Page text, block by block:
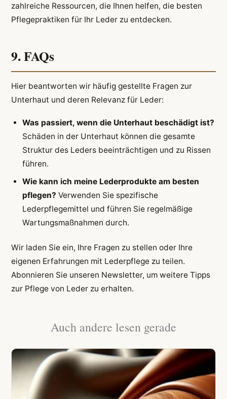
zahlreiche Ressourcen, die Ihnen helfen, die besten
Pflegepraktiken für Ihr Leder zu entdecken.
9. FAQs
Hier beantworten wir häufig gestellte Fragen zur
Unterhaut und deren Relevanz für Leder:
Was passiert, wenn die Unterhaut beschädigt ist?
Schäden in der Unterhaut können die gesamte
Struktur des Leders beeinträchtigen und zu Rissen
führen.
Wie kann ich meine Lederprodukte am besten
pflegen? Verwenden Sie spezifische
Lederpflegemittel und führen Sie regelmäßige
Wartungsmaßnahmen durch.
Wir laden Sie ein, Ihre Fragen zu stellen oder Ihre
eigenen Erfahrungen mit Lederpflege zu teilen.
Abonnieren Sie unseren Newsletter, um weitere Tipps
zur Pflege von Leder zu erhalten.
Auch andere lesen gerade